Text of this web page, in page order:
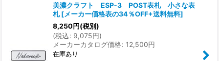
美濃クラフト ESP-3 POST表札 小さな表
札 [メーカー価格表の34％OFF+送料無料]
8,250円(税別)
(税込: 9,075円)
メーカーカタログ価格: 12,500円
在庫あり